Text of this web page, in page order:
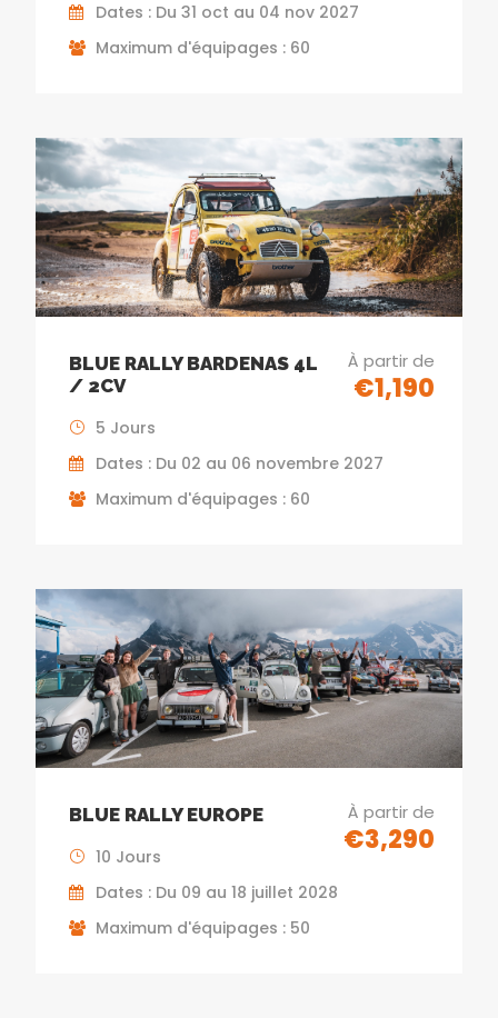
Dates : Du 31 oct au 04 nov 2027
Maximum d'équipages : 60
BLUE RALLY BARDENAS 4L
/ 2CV
À partir de
€1,190
5 Jours
Dates : Du 02 au 06 novembre 2027
Maximum d'équipages : 60
BLUE RALLY EUROPE À partir de
€3,290
10 Jours
Dates : Du 09 au 18 juillet 2028
Maximum d'équipages : 50